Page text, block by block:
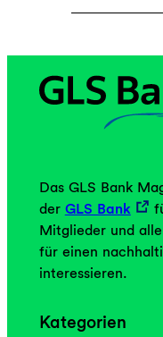
Das GLS Bank
der GLS Bank
Mitglieder und
für einen
interessieren.
Kategorien